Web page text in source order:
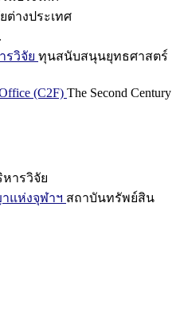
ต่างประเทศ
รวิจัย ทุนสนับสนุนยุทธศาสตร์
(C2F) The Second Century
ารวิจัย
แห่งจุฬาฯ สถาบันทรัพย์สิน